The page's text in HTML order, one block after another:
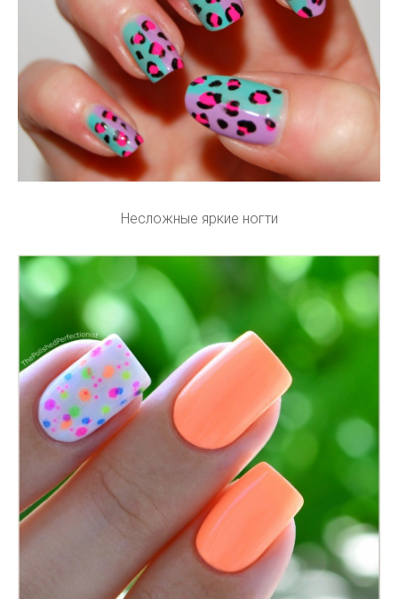
Несложные яркие ногти